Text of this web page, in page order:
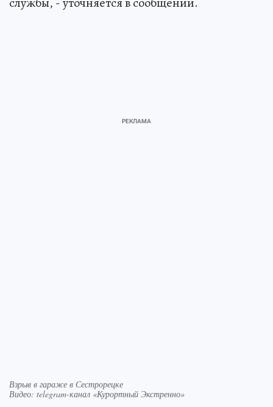
Взрыв в гараже в Сестрорецке
Видео: telegram-канал «Курортный Экстренно»